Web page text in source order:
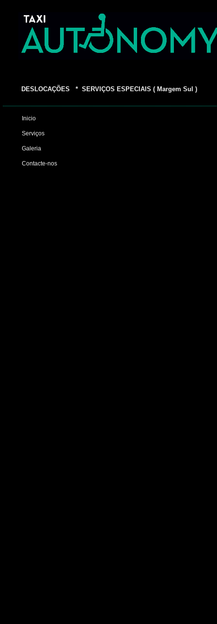
DESLOCAÇÕES * SERVIÇOS ESPECIAIS ( Margem Sul )
Inicio
Serviços
Contacte-nos
Galeria